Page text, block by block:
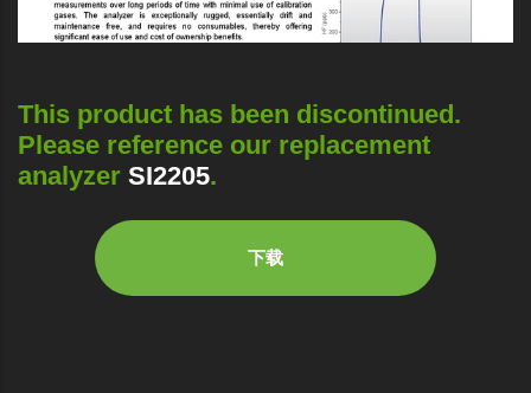
This product has been discontinued.
Please reference our replacement
analyzer SI2205.
下载